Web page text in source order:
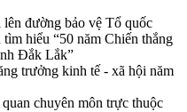
đường bảo vệ Tổ quốc
hiểu “50 năm Chiến thắng
Đắk Lắk”
trưởng kinh tế - xã hội năm
chuyên môn trực thuộc